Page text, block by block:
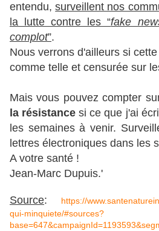
entendu,surveillent nos
la lutte contre les “fake
complot”.
Nous verrons d'ailleurs si
comme telle et censurée sur
Mais vous pouvez compter
la résistance si ce que j'ai
les semaines à venir.
lettres électroniques dans les
A votre santé !
Jean-Marc Dupuis.'
Source:
https://
qui-minquiete/#sources?